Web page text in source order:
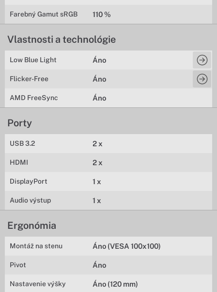
Farebný Gamut sRGB 110 %
Vlastnosti a technológie
Low Blue Light Áno
Flicker-Free Áno
AMD FreeSync Áno
Porty
USB 3.2 2 x
HDMI 2 x
DisplayPort 1 x
Audio výstup 1 x
Ergonómia
Montáž na stenu Áno (VESA 100x100)
Pivot Áno
Nastavenie výšky Áno (120 mm)